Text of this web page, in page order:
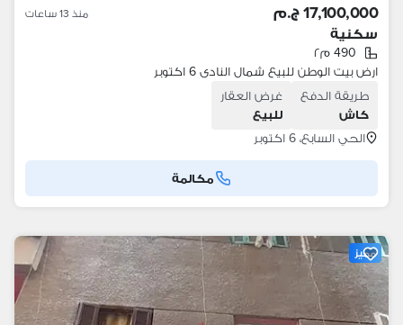
17,100,000 ج.م منذ 13 ساعات
سكنية
490 م٢
ارض بيت الوطن للبيع شمال النادى 6 اكتوبر
طريقة الدفع
كاش
غرض العقار
للبيع
الحي السابع، 6 اكتوبر
مكالمة
مميز